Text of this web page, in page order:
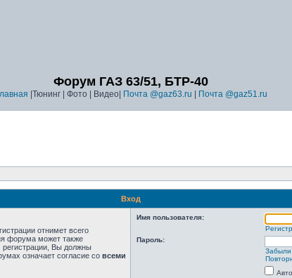
Форум ГАЗ 63/51, БТР-40
|Тюнинг | Фото | Видео| Почта @gaz63.ru Почта @gaz51.ru
Вход
отнимет всего
форума может также
регистрации, Вы должны
означает согласие со всеми
Имя пользователя:
Пароль:
Забыли